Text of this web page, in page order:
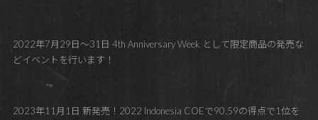
2022年7月29日～31日 4th Anniversary Week として限定商品の発売な
どイベントを行います！
2023年11月1日 新発売！2022 Indonesia COEで90.59の得点で1位を